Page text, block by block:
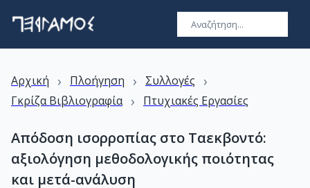
Αρχική › Πλοήγηση › Συλλογές ›
Γκρίζα Βιβλιογραφία › Πτυχιακές Εργασίες
Απόδοση ισορροπίας στο Ταεκβοντό:
αξιολόγηση μεθοδολογικής ποιότητας
και μετά-ανάλυση